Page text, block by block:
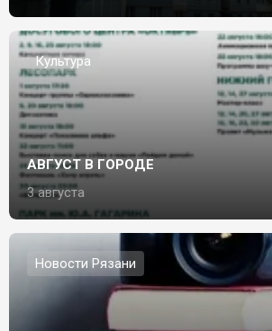
Культура
АВГУСТ В ГОРОДЕ
3 августа
Новости Рязани